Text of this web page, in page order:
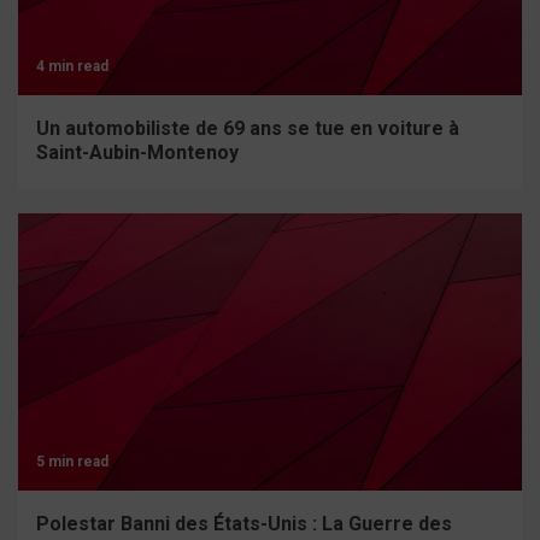
4 min read
Un automobiliste de 69 ans se tue en voiture à
Saint-Aubin-Montenoy
5 min read
Polestar Banni des États-Unis : La Guerre des